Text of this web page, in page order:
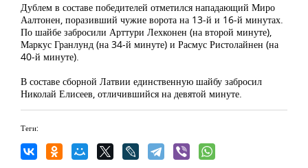
Дублем в составе победителей отметился нападающий Миро
Аалтонен, поразивший чужие ворота на 13-й и 16-й минутах.
По шайбе забросили Арттури Лехконен (на второй минуте),
Маркус Гранлунд (на 34-й минуте) и Расмус Ристолайнен (на
40-й минуте).
В составе сборной Латвии единственную шайбу забросил
Николай Елисеев, отличившийся на девятой минуте.
Теги: